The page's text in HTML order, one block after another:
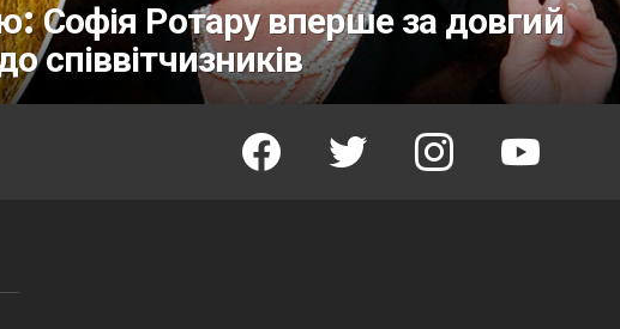
Софія Ротару вперше за довгий
співвітчизників
facebook twitter instagram youtube